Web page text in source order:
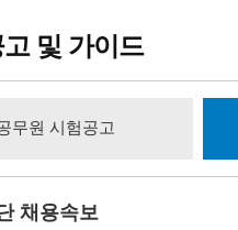
및 가이드
무원 시험공고
채용속보